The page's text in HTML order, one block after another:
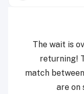
The wait is
returning!
match
are on